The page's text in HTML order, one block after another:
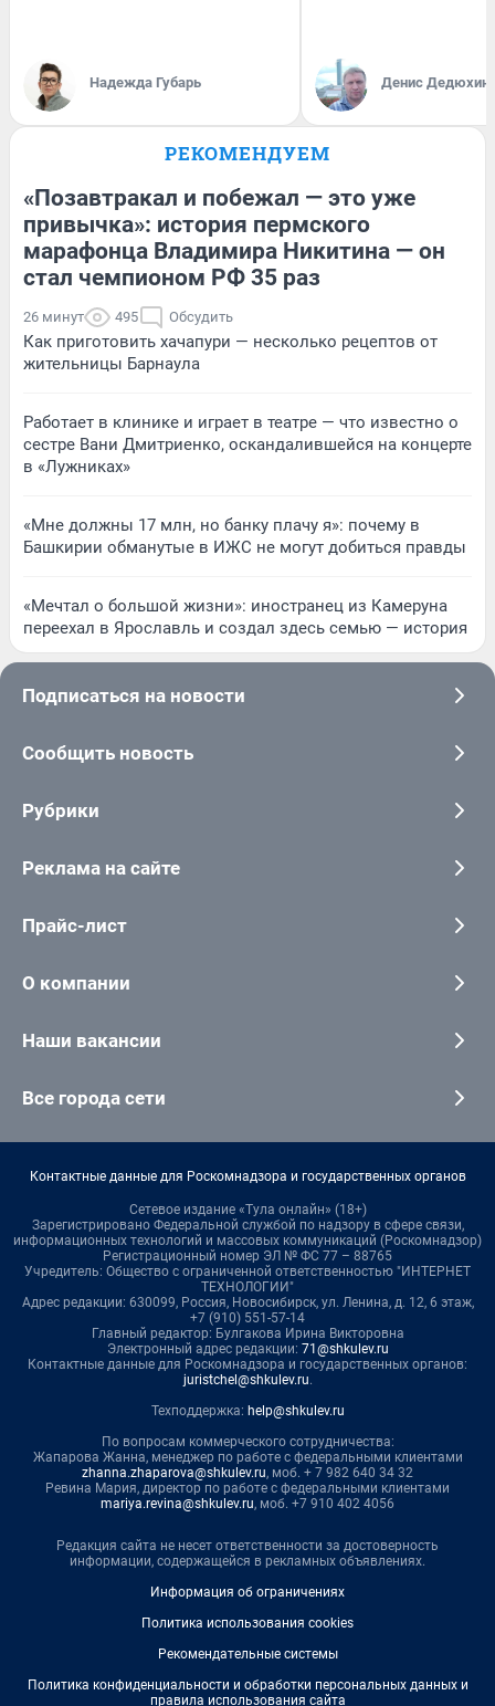
Надежда Губарь Денис Дедюхин
РЕКОМЕНДУЕМ
«Позавтракал и побежал — это уже
привычка»: история пермского
марафонца Владимира Никитина — он
стал чемпионом РФ 35 раз
26 минут 495 Обсудить
Как приготовить хачапури — несколько рецептов от
жительницы Барнаула
Работает в клинике и играет в театре — что известно о
сестре Вани Дмитриенко, оскандалившейся на концерте
в «Лужниках»
«Мне должны 17 млн, но банку плачу я»: почему в
Башкирии обманутые в ИЖС не могут добиться правды
«Мечтал о большой жизни»: иностранец из Камеруна
переехал в Ярославль и создал здесь семью — история
Подписаться на новости
Сообщить новость
Рубрики
Реклама на сайте
Прайс-лист
О компании
Наши вакансии
Все города сети
Контактные данные для Роскомнадзора и государственных органов
Сетевое издание «Тула онлайн» (18+)
Зарегистрировано Федеральной службой по надзору в сфере связи,
информационных технологий и массовых коммуникаций (Роскомнадзор)
Регистрационный номер ЭЛ № ФС 77 – 88765
Учредитель: Общество с ограниченной ответственностью "ИНТЕРНЕТ
ТЕХНОЛОГИИ"
Адрес редакции: 630099, Россия, Новосибирск, ул. Ленина, д. 12, 6 этаж,
+7 (910) 551-57-14
Главный редактор: Булгакова Ирина Викторовна
Электронный адрес редакции: 71@shkulev.ru
Контактные данные для Роскомнадзора и государственных органов:
juristchel@shkulev.ru.
Техподдержка: help@shkulev.ru
По вопросам коммерческого сотрудничества:
Жапарова Жанна, менеджер по работе с федеральными клиентами
zhanna.zhaparova@shkulev.ru, моб. + 7 982 640 34 32
Ревина Мария, директор по работе с федеральными клиентами
mariya.revina@shkulev.ru, моб. +7 910 402 4056
Редакция сайта не несет ответственности за достоверность
информации, содержащейся в рекламных объявлениях.
Информация об ограничениях
Политика использования cookies
Рекомендательные системы
Политика конфиденциальности и обработки персональных данных и
правила использования сайта